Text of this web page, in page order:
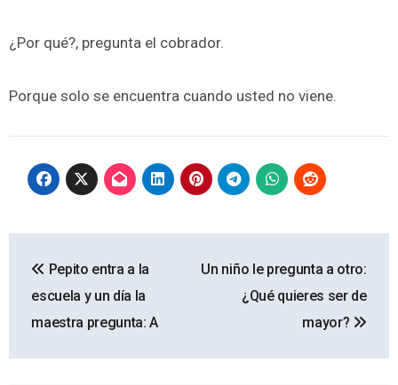
¿Por qué?, pregunta el cobrador.
Porque solo se encuentra cuando usted no viene.
de
entradas
Pepito entra a la
escuela y un día la
maestra pregunta: A
Un niño le pregunta a otro:
¿Qué quieres ser de
mayor?